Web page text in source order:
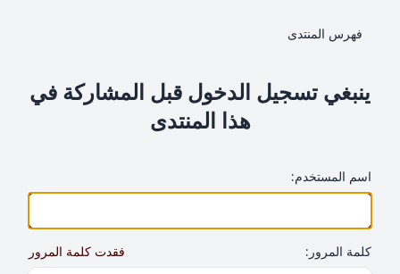
فهرس المنتدى
ينبغي تسجيل الدخول قبل المشاركة في
هذا المنتدى
اسم المستخدم:
كلمة المرور: فقدت كلمة المرور